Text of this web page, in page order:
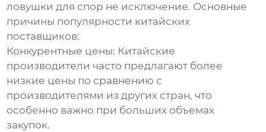
ловушки для спор не исключение. Основные
причины популярности китайских
поставщиков:
Конкурентные цены: Китайские
производители часто предлагают более
низкие цены по сравнению с
производителями из других стран, что
особенно важно при больших объемах
закупок.